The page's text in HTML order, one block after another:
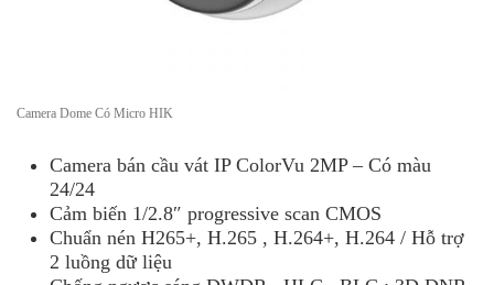
Camera Dome Có Micro HIK
Camera bán cầu vát IP ColorVu 2MP – Có màu
24/24
Cảm biến 1/2.8″ progressive scan CMOS
Chuẩn nén H265+, H.265 , H.264+, H.264 / Hỗ trợ
2 luồng dữ liệu